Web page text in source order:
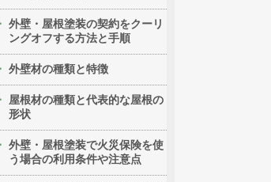
外壁・屋根塗装の契約をクーリ
ングオフする方法と手順
外壁材の種類と特徴
屋根材の種類と代表的な屋根の
形状
外壁・屋根塗装で火災保険を使
う場合の利用条件や注意点